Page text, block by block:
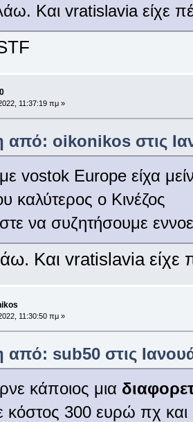
Και vratislavia είχε
11:37:19 πμ »
από: oikonikos στις
vostok Europe είχα
καλύτερος ο Κινέζος
να συζητήσουμε
Και vratislavia είχε
11:30:50 πμ »
sub50 στις
κάποιος μια
κόστος 300 ευρώ πχ